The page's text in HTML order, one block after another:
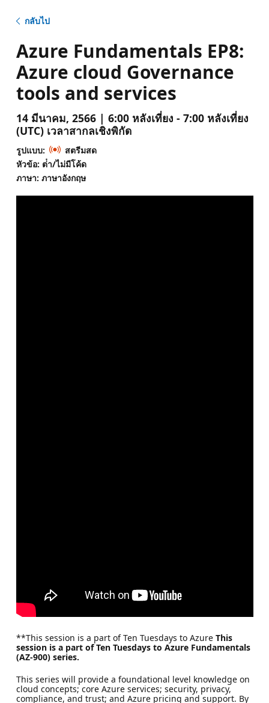
กลับไป
Azure Fundamentals EP8:
Azure cloud Governance
tools and services
14 มีนาคม, 2566 | 6:00 หลังเที่ยง - 7:00 หลังเที่ยง
(UTC) เวลาสากลเชิงพิกัด
รูปแบบ:
สตรีมสด
หัวข้อ: ต่ํา/ไม่มีโค้ด
ภาษา: ภาษาอังกฤษ
**This session is a part of Ten Tuesdays to Azure This
session is a part of Ten Tuesdays to Azure Fundamentals
(AZ-900) series.
This series will provide a foundational level knowledge on
cloud concepts; core Azure services; security, privacy,
compliance, and trust; and Azure pricing and support. By